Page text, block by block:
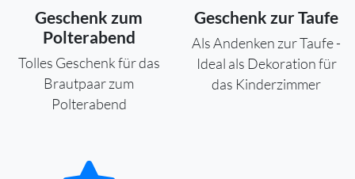
Geschenk zum
Polterabend
Tolles Geschenk für das
Brautpaar zum
Polterabend
Geschenk zur Taufe
Als Andenken zur Taufe -
Ideal als Dekoration für
das Kinderzimmer